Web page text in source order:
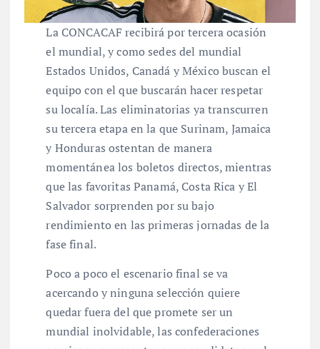
La CONCACAF recibirá por tercera ocasión
el mundial, y como sedes del mundial
Estados Unidos, Canadá y México buscan el
equipo con el que buscarán hacer respetar
su localía. Las eliminatorias ya transcurren
su tercera etapa en la que Surinam, Jamaica
y Honduras ostentan de manera
momentánea los boletos directos, mientras
que las favoritas Panamá, Costa Rica y El
Salvador sorprenden por su bajo
rendimiento en las primeras jornadas de la
fase final.
Poco a poco el escenario final se va
acercando y ninguna selección quiere
quedar fuera del que promete ser un
mundial inolvidable, las confederaciones